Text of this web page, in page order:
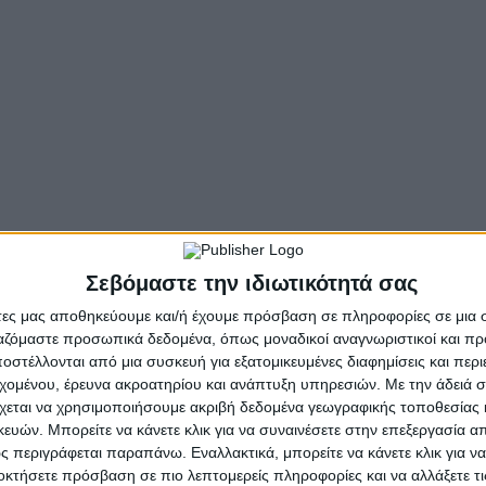
Σεβόμαστε την ιδιωτικότητά σας
μας αποθηκεύουμε και/ή έχουμε πρόσβαση σε πληροφορίες σε
προσωπικά δεδομένα, όπως μοναδικοί αναγνωριστικοί και
από μια συσκευή για εξατομικευμένες διαφημίσεις και
έρευνα ακροατηρίου και ανάπτυξη υπηρεσιών. Με την άδειά
να χρησιμοποιήσουμε ακριβή δεδομένα γεωγραφικής τοποθεσίας
Μπορείτε να κάνετε κλικ για να συναινέσετε στην επεξεργασία
παραπάνω. Εναλλακτικά, μπορείτε να κάνετε κλικ για
πρόσβαση σε πιο λεπτομερείς πληροφορίες και να αλλάξετε
της Nestle®
ΤαFITNESS®σε ετοιμάζουν για παραλία!
, αποτελώντας τον απόλυτο σου σύμμαχο
τη μέρα σου με τον πιο απολαυστικό και υγιεινό τρόπο!
αυτοπεποίθηση που χρειάζεσαι για το καλοκαίρι!
Μετάτρεψε και εσύ το πρωινό σου, το βασικότερο γεύμα της
εμφάνιση!